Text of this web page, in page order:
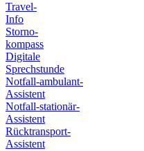
Travel-
Info
Storno-
kompass
Digitale
Sprechstunde
Notfall-ambulant-
Assistent
Notfall-stationär-
Assistent
Rücktransport-
Assistent